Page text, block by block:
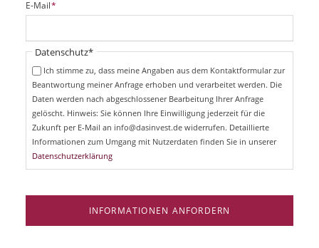
c
t
f
P
f
i
E-Mail*
Pflichtfeld
Datenschutz*
Ich stimme zu, dass meine Angaben aus dem Kontaktformular zur
Beantwortung meiner Anfrage erhoben und verarbeitet werden. Die
Daten werden nach abgeschlossener Bearbeitung Ihrer Anfrage
gelöscht. Hinweis: Sie können Ihre Einwilligung jederzeit für die
Zukunft per E-Mail an info@dasinvest.de widerrufen. Detaillierte
Informationen zum Umgang mit Nutzerdaten finden Sie in unserer
Datenschutzerklärung
INFORMATIONEN ANFORDERN